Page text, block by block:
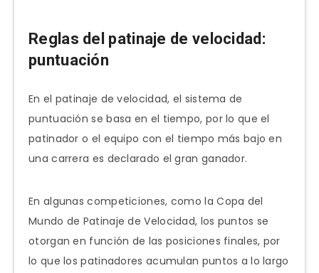
Reglas del patinaje de velocidad:
puntuación
En el patinaje de velocidad, el sistema de
puntuación se basa en el tiempo, por lo que el
patinador o el equipo con el tiempo más bajo en
una carrera es declarado el gran ganador.
En algunas competiciones, como la Copa del
Mundo de Patinaje de Velocidad, los puntos se
otorgan en función de las posiciones finales, por
lo que los patinadores acumulan puntos a lo largo